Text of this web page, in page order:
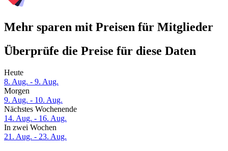
Mehr sparen mit Preisen für Mitglieder
Überprüfe die Preise für diese Daten
Heute
8. Aug. - 9. Aug.
Morgen
9. Aug. - 10. Aug.
Nächstes Wochenende
14. Aug. - 16. Aug.
In zwei Wochen
21. Aug. - 23. Aug.